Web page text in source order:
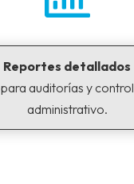
Reportes detallados
para auditorías y control
administrativo.